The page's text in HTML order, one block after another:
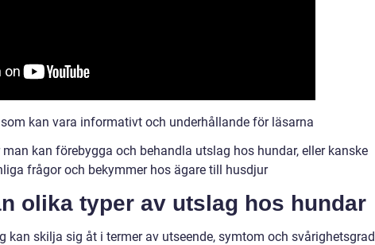
kan vara informativt och underhållande för läsarna
kan förebygga och behandla utslag hos hundar, eller kanske
frågor och bekymmer hos ägare till husdjur
olika typer av utslag hos hundar
kan skilja sig åt i termer av utseende, symtom och svårighetsgrad